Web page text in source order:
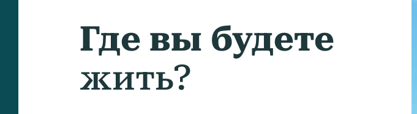
Где вы будете
жить?